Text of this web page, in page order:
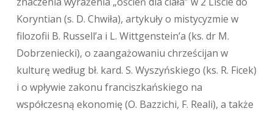
Koryntian (s. D. Chwiła), artykuły o mistycyzmie w
filozofii B. Russell’a i L. Wittgenstein’a (ks. dr M.
Dobrzeniecki), o zaangażowaniu chrześcijan w
kulturę według bł. kard. S. Wyszyńskiego (ks. R. Ficek)
i o wpływie zakonu franciszkańskiego na
współczesną ekonomię (O. Bazzichi, F. Reali), a także